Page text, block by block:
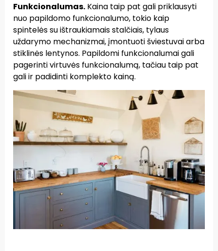
Funkcionalumas. Kaina taip pat gali priklausyti
nuo papildomo funkcionalumo, tokio kaip
spintelės su ištraukiamais stalčiais, tylaus
uždarymo mechanizmai, įmontuoti šviestuvai arba
stiklinės lentynos. Papildomi funkcionalumai gali
pagerinti virtuvės funkcionalumą, tačiau taip pat
gali ir padidinti komplekto kainą.